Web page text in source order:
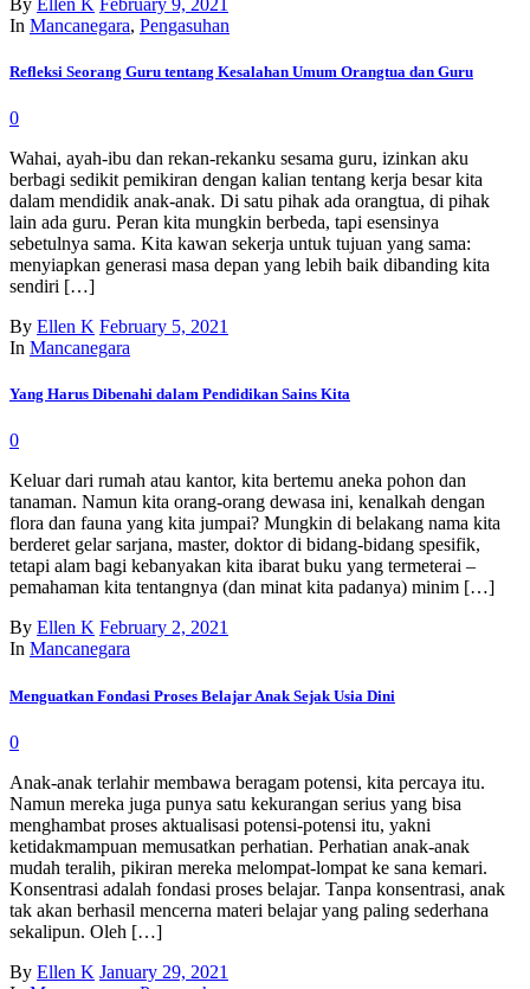
In Mancanegara, Pengasuhan
Refleksi Seorang Guru tentang Kesalahan Umum Orangtua dan Guru
0
Wahai, ayah-ibu dan rekan-rekanku sesama guru, izinkan aku
berbagi sedikit pemikiran dengan kalian tentang kerja besar kita
dalam mendidik anak-anak. Di satu pihak ada orangtua, di pihak
lain ada guru. Peran kita mungkin berbeda, tapi esensinya
sebetulnya sama. Kita kawan sekerja untuk tujuan yang sama:
menyiapkan generasi masa depan yang lebih baik dibanding kita
sendiri […]
By Ellen K February 5, 2021
In Mancanegara
Yang Harus Dibenahi dalam Pendidikan Sains Kita
0
Keluar dari rumah atau kantor, kita bertemu aneka pohon dan
tanaman. Namun kita orang-orang dewasa ini, kenalkah dengan
flora dan fauna yang kita jumpai? Mungkin di belakang nama kita
berderet gelar sarjana, master, doktor di bidang-bidang spesifik,
tetapi alam bagi kebanyakan kita ibarat buku yang termeterai –
pemahaman kita tentangnya (dan minat kita padanya) minim […]
By Ellen K February 2, 2021
In Mancanegara
Menguatkan Fondasi Proses Belajar Anak Sejak Usia Dini
0
Anak-anak terlahir membawa beragam potensi, kita percaya itu.
Namun mereka juga punya satu kekurangan serius yang bisa
menghambat proses aktualisasi potensi-potensi itu, yakni
ketidakmampuan memusatkan perhatian. Perhatian anak-anak
mudah teralih, pikiran mereka melompat-lompat ke sana kemari.
Konsentrasi adalah fondasi proses belajar. Tanpa konsentrasi, anak
tak akan berhasil mencerna materi belajar yang paling sederhana
sekalipun. Oleh […]
By Ellen K January 29, 2021